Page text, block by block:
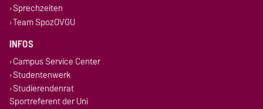
Sprechzeiten
Team SpozOVGU
INFOS
Campus Service Center
Studentenwerk
Studierendenrat
Sportreferent der Uni